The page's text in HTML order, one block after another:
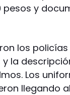
y
los policías
la
Los
llegando